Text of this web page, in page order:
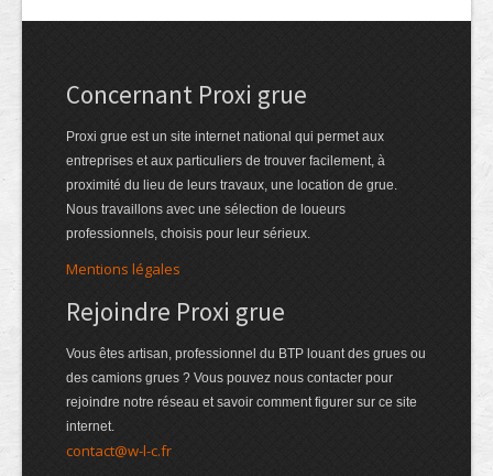
Concernant Proxi grue
Proxi grue est un site internet national qui permet aux
entreprises et aux particuliers de trouver facilement, à
proximité du lieu de leurs travaux, une location de grue.
Nous travaillons avec une sélection de loueurs
professionnels, choisis pour leur sérieux.
Mentions légales
Rejoindre Proxi grue
Vous êtes artisan, professionnel du BTP louant des grues ou
des camions grues ? Vous pouvez nous contacter pour
rejoindre notre réseau et savoir comment figurer sur ce site
internet.
contact@w-l-c.fr